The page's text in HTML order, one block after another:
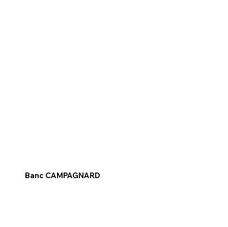
Banc CAMPAGNARD